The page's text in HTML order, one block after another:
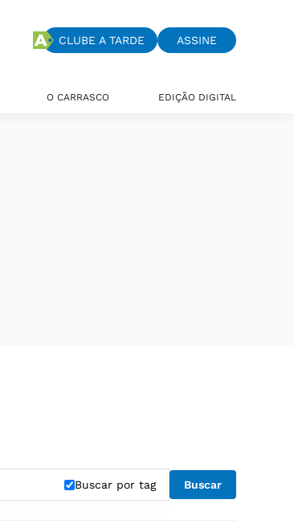
CLUBE A TARDE ASSINE
O CARRASCO EDIÇÃO DIGITAL
Buscar por tag Buscar